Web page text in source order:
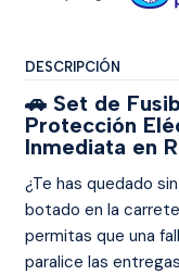
DESCRIPCIÓN
🚗 Set de
Protección
Inmediata en
¿Te has quedado
botado en la
permitas que una
paralice las